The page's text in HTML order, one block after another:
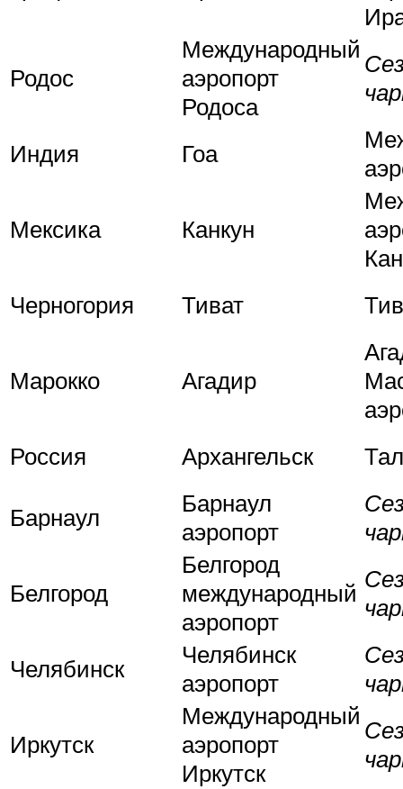
Родос
Международный
аэропорт
Родоса
Индия Гоа
Мексика Канкун
Черногория
Тиват
Марокко Агадир
Россия
Архангельск
Барнаул
Барнаул
аэропорт
Белгород
Белгород
международный
аэропорт
Челябинск
Челябинск
аэропорт
Иркутск
Международный
аэропорт
Иркутск